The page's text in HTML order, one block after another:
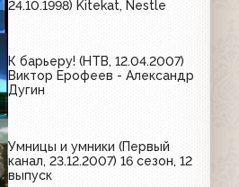
24.10.1998) Kitekat, Nestle
К барьеру! (НТВ, 12.04.2007)
Виктор Ерофеев - Александр
Дугин
Умницы и умники (Первый
канал, 23.12.2007) 16 сезон, 12
выпуск